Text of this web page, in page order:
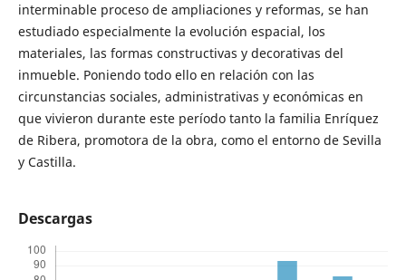
interminable proceso de ampliaciones y reformas, se han
estudiado especialmente la evolución espacial, los
materiales, las formas constructivas y decorativas del
inmueble. Poniendo todo ello en relación con las
circunstancias sociales, ad­ministrativas y económicas en
que vivieron durante este período tanto la familia Enríquez
de Ribera, promotora de la obra, como el entorno de Sevilla
y Castilla.
Descargas